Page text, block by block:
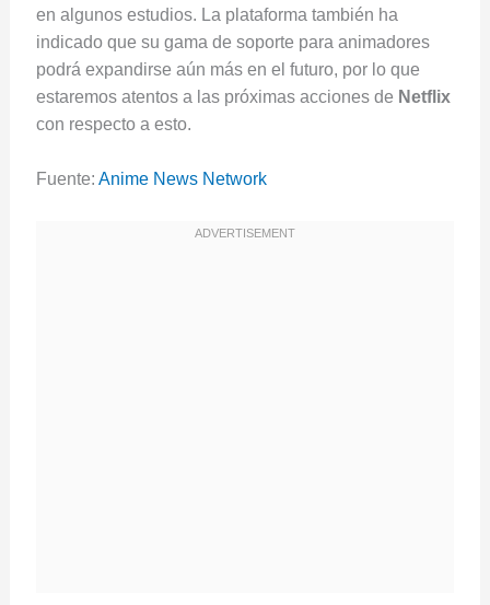
en algunos estudios. La plataforma también ha
indicado que su gama de soporte para animadores
podrá expandirse aún más en el futuro, por lo que
estaremos atentos a las próximas acciones de Netflix
con respecto a esto.
Fuente: Anime News Network